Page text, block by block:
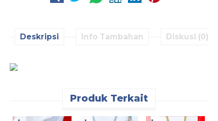
Deskripsi Info Tambahan Diskusi (0)
Produk Terkait